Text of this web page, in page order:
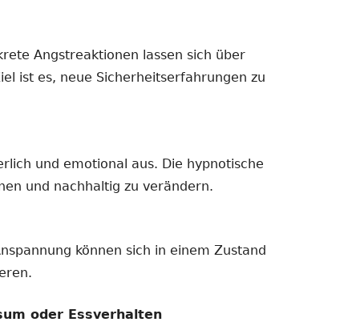
Angstreaktionen lassen sich über
ist es, neue Sicherheitserfahrungen zu
und emotional aus. Die hypnotische
und nachhaltig zu verändern.
können sich in einem Zustand
oder Essverhalten